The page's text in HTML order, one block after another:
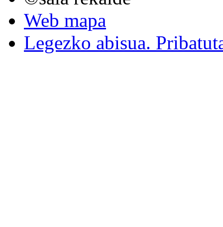
Web mapa
Legezko abisua.